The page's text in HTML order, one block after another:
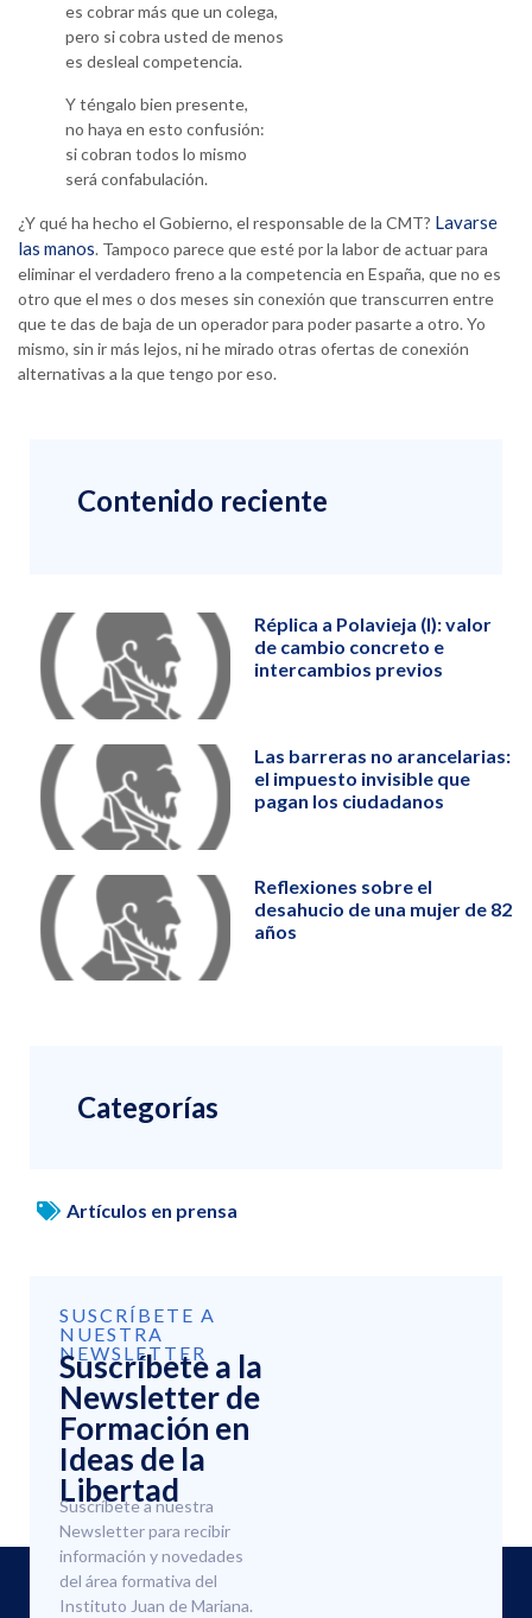
es cobrar más que un colega,
pero si cobra usted de menos
es desleal competencia.
Y téngalo bien presente,
no haya en esto confusión:
si cobran todos lo mismo
será confabulación.
¿Y qué ha hecho el Gobierno, el responsable de la CMT? Lavarse
las manos. Tampoco parece que esté por la labor de actuar para
eliminar el verdadero freno a la competencia en España, que no es
otro que el mes o dos meses sin conexión que transcurren entre
que te das de baja de un operador para poder pasarte a otro. Yo
mismo, sin ir más lejos, ni he mirado otras ofertas de conexión
alternativas a la que tengo por eso.
Contenido reciente
Réplica a Polavieja (I): valor
de cambio concreto e
intercambios previos
Las barreras no arancelarias:
el impuesto invisible que
pagan los ciudadanos
Reflexiones sobre el
desahucio de una mujer de 82
años
Categorías
Artículos en prensa
SUSCRÍBETE A
NUESTRA
NEWSLETTER
Suscríbete a la
Newsletter de
Formación en
Ideas de la
Libertad
Suscríbete a nuestra
Newsletter para recibir
información y novedades
del área formativa del
Instituto Juan de Mariana.